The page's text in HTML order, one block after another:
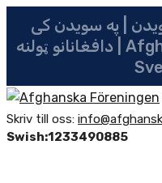
| په سویدن کی
دافغانانو ټولنه | Afghanska Föreningen i
Skriv till oss:
Swish:1233490885